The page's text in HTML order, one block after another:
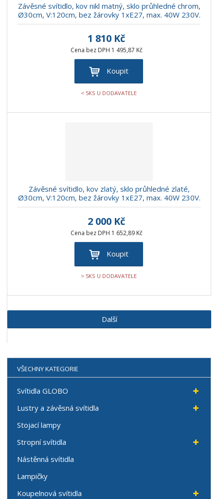
Závěsné svítidlo, kov nikl matný, sklo průhledné chrom,
Ø30cm, V:120cm, bez žárovky 1xE27, max. 40W 230V.
1 810 Kč
Cena bez DPH 1 495,87 Kč
Koupit
< 5KS U DODAVATELE
Závěsné svítidlo, kov zlatý, sklo průhledné zlaté,
Ø30cm, V:120cm, bez žárovky 1xE27, max. 40W 230V.
2 000 Kč
Cena bez DPH 1 652,89 Kč
Koupit
> 5KS U DODAVATELE
Další
VŠECHNY KATEGORIE
Svítidla GLOBO
Lustry a závěsná svítidla
Stojací lampy
Stropní svítidla
Nástěnná svítidla
Lampičky
Koupelnová svítidla